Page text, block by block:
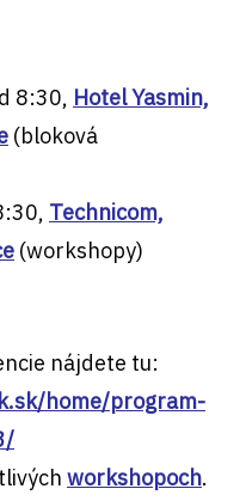
8:30, Hotel Yasmin,
(bloková
Technicom,
(workshopy)
nájdete tu:
home/program-
workshopoch.